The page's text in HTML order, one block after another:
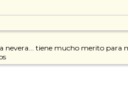
tiene mucho merito